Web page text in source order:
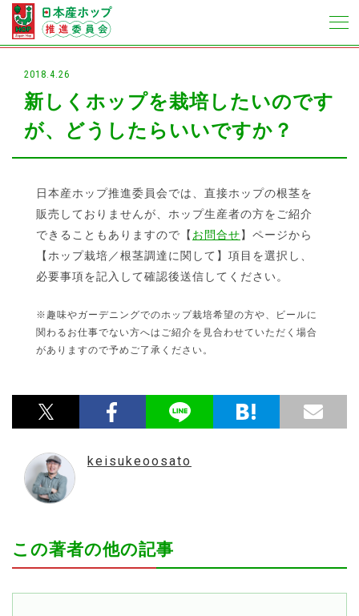
2018.4.26
新しくホップを栽培したいのです
が、どうしたらいいですか？
日本産ホップ推進委員会では、直接ホップの根茎を
販売しておりませんが、ホップ生産者の方をご紹介
できることもありますので【 お問合せ】ページから
【ホップ栽培／根茎調達に関して】項目を選択し、
必要事項を記入して確認後送信してください。
※趣味やガーデニングでのホップ栽培希望の方や、ビールに
関わるお仕事でない方へはご紹介を見合わせていただく場合
がありますので予めご了承ください。
keisukeoosato
この著者の他の記事